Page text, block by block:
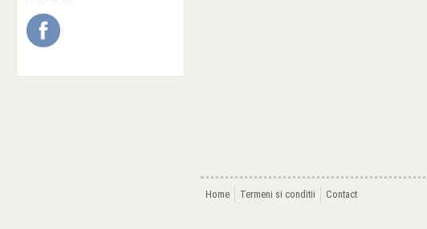
Home Termeni si conditii Contact